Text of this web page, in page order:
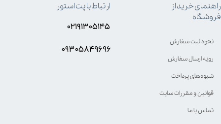
راهنمای خرید از
فروشگاه
نحوه ثبت سفارش
رویه ارسال سفارش
شیوه‌های پرداخت
قوانین و مقررات سایت
تماس با ما
ارتباط با پت استور
۰۲۱۹۱۳۰۵۱۴۵
۰۹۳۰۵8۴9696